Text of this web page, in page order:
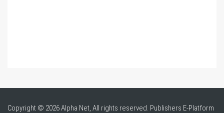
Copyright © 2026 Alpha Net, All rights reserved. Publishers E-Platform